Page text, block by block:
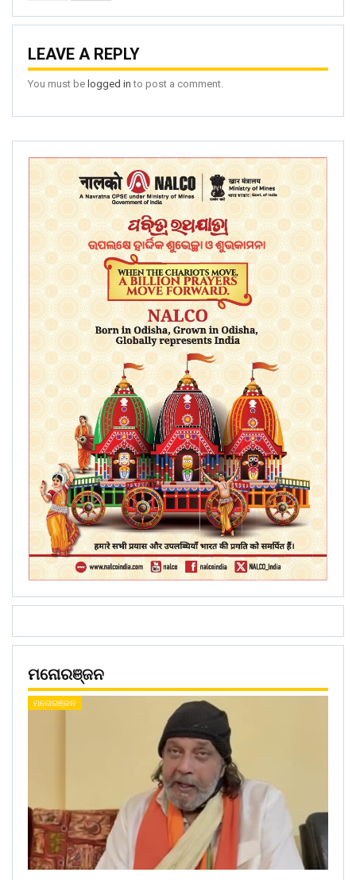
LEAVE A REPLY
You must be logged in to post a comment.
ମନୋରଞ୍ଜନ
ମନୋରଞ୍ଜନ